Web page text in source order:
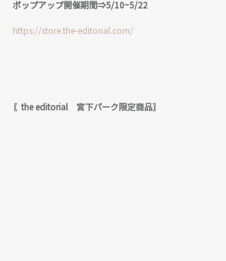
ポップアップ開催期間⇒5/10~5/22
https://store.the-editorial.com/
〖the editorial　宮下パーク限定商品〗